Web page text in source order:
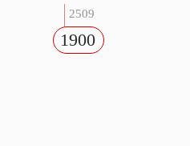
2509
1900